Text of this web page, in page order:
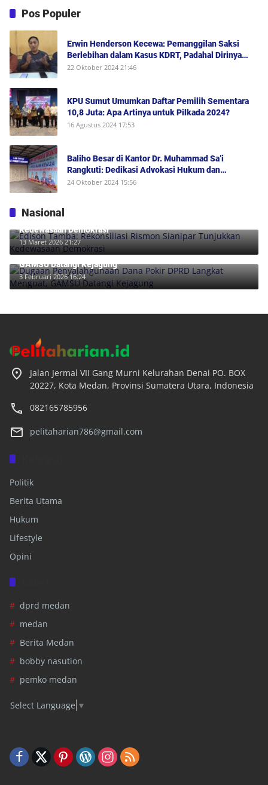
Pos Populer
Erwin Henderson Kecewa: Pemanggilan Saksi
Berlebihan dalam Kasus KDRT, Padahal Dirinya
Saksi Peristiwa dan Tidak Berada di Tempat
22 Oktober 2024 21:46
KPU Sumut Umumkan Daftar Pemilih Sementara
10,8 Juta: Apa Artinya untuk Pilkada 2024?
16 Agustus 2024 17:53
Baliho Besar di Kantor Dr. Muhammad Sa’i
Rangkuti: Dedikasi Advokasi Hukum dan
Dukungan Penuh untuk Bobby-Surya di Pilgub
24 Oktober 2024 15:56
Nasional
Edison Tamba: Rekonsiliasi Rismon Sianipar Tunjukkan
Kedewasaan Demokrasi
13 Maret 2026 21:27
Dugaan Penyalahgunaan Dana Pokir DPRD Langkat Menguat,
GAMSU Datangi Kejagung
3 Februari 2026 16:24
Jalan Jermal VII Gang Murni Kelurahan Denai PO. BOX
20227, Kota Medan, Provinsi Sumatera Utara, Indonesia
082165785956
pelitaharian786@gmail.com
Politik
Berita Utama
Hukum
Lifestyle
Opini
dprd medan
medan
Berita Medan
bobby nasution
pemko medan
Select Language ▼